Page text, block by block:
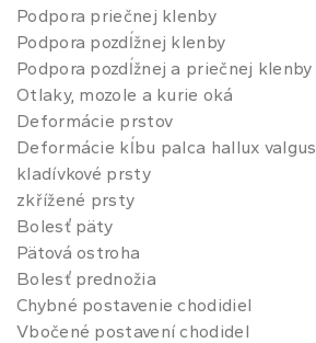
Podpora priečnej klenby
Podpora pozdĺžnej klenby
Podpora pozdĺžnej a priečnej klenby
Otlaky, mozole a kurie oká
Deformácie prstov
Deformácie kĺbu palca hallux valgus
kladívkové prsty
zkřížené prsty
Bolesť päty
Pätová ostroha
Bolesť prednožia
Chybné postavenie chodidiel
Vbočené postavení chodidel